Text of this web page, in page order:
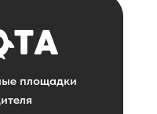
площадки